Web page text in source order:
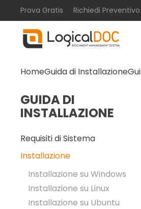
Skip to main content
Prova Gratis Richiedi Preventivo
HomeGuida di Installazione
GUIDA DI
INSTALLAZIONE
Requisiti di Sistema
Installazione
Installazione su Windows
Installazione su Linux
Installazione su Ubuntu